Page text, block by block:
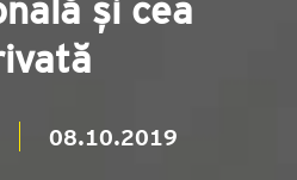
08.10.2019